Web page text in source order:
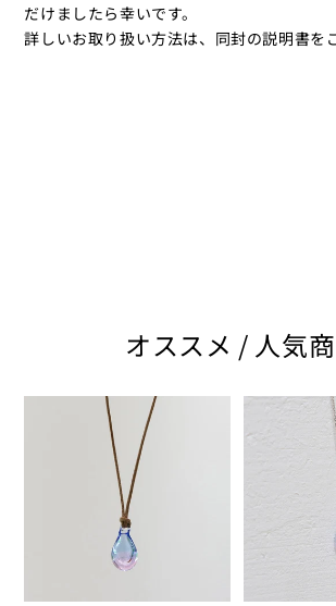
だけましたら幸いです。
詳しいお取り扱い方法は、同封の説明書を
オススメ / 人気